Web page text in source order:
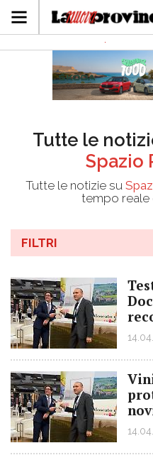
Tutte le
Spazio
Tutte le notizie su
tempo reale
FILTRI